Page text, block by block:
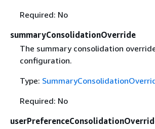
Required: No
summaryConsolidationOverride
The summary consolidation
configuration.
Type:
Required: No